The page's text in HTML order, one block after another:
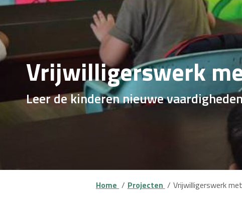
Vrijwilligerswerk
Leer de kinderen nieuwe
Home Projecten Vrijwilligerswerk